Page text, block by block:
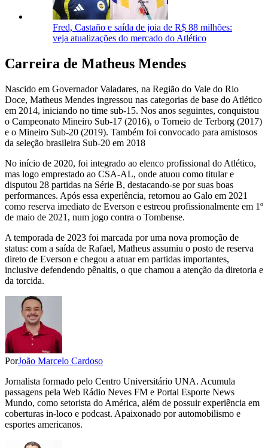
Fred, Castaño e saída de joia de R$ 88 milhões:
veja atualizações do mercado do Atlético
Carreira de Matheus Mendes
Nascido em Governador Valadares, na Região do Vale do Rio
Doce, Matheus Mendes ingressou nas categorias de base do Atlético
em 2014, iniciando no time sub-15. Nos anos seguintes, conquistou
o Campeonato Mineiro Sub‑17 (2016), o Torneio de Terborg (2017)
e o Mineiro Sub‑20 (2019). Também foi convocado para amistosos
da seleção brasileira Sub‑20 em 2018
No início de 2020, foi integrado ao elenco profissional do Atlético,
mas logo emprestado ao CSA-AL, onde atuou como titular e
disputou 28 partidas na Série B, destacando-se por suas boas
performances. Após essa experiência, retornou ao Galo em 2021
como reserva imediato de Everson e estreou profissionalmente em 1º
de maio de 2021, num jogo contra o Tombense.
A temporada de 2023 foi marcada por uma nova promoção de
status: com a saída de Rafael, Matheus assumiu o posto de reserva
direto de Everson e chegou a atuar em partidas importantes,
inclusive defendendo pênaltis, o que chamou a atenção da diretoria e
da torcida.
PorJoão Marcelo Cardoso
Jornalista formado pelo Centro Universitário UNA. Acumula
passagens pela Web Rádio Neves FM e Portal Esporte News
Mundo, como setorista do América, além de possuir experiência em
coberturas in-loco e podcast. Apaixonado por automobilismo e
esportes americanos.